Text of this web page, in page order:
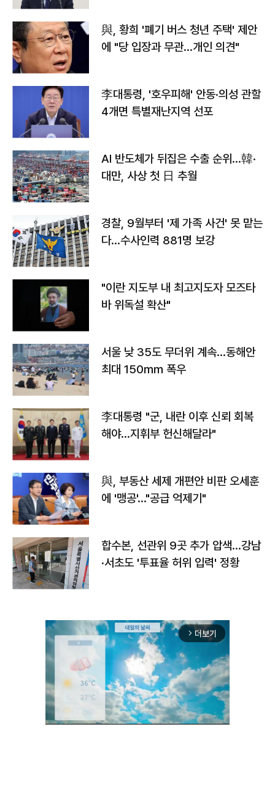
與, 황희 '폐기 버스 청년 주택' 제안
에 "당 입장과 무관…개인 의견"
李대통령, '호우피해' 안동·의성 관할
4개면 특별재난지역 선포
AI 반도체가 뒤집은 수출 순위…韓·
대만, 사상 첫 日 추월
경찰, 9월부터 '제 가족 사건' 못 맡는
다…수사인력 881명 보강
"이란 지도부 내 최고지도자 모즈타
바 위독설 확산"
서울 낮 35도 무더위 계속…동해안
최대 150㎜ 폭우
李대통령 "군, 내란 이후 신뢰 회복
해야…지휘부 헌신해달라"
與, 부동산 세제 개편안 비판 오세훈
에 '맹공'…"공급 억제기"
합수본, 선관위 9곳 추가 압색…강남
·서초도 '투표율 허위 입력' 정황
arrow_forward_ios 더보기